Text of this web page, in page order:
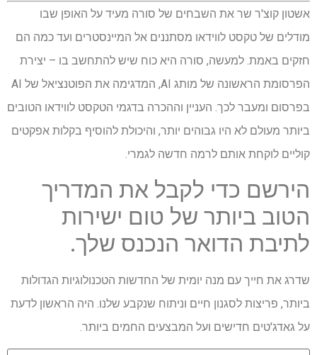
אשטון קוצ'ר שר את השבחים של סורה מעיד על האופן שבו
מודלים של טקסט לווידאו מסתננים אל המיינסטרים ועד כמה הם
חזקים באמת. למעשה, סורה היא כוח שיש להתחשב בו – יצירת
הפרסומת הראשונה של מותג AI, המדגימה את הפוטנציאל של AI
בפרסום ומעבר לכך. העניין וההכרה בדגמי הטקסט לווידאו הטובים
ביותר מעולם לא היו גבוהים יותר, והיכולת להוסיף בקלות אפקטים
קוליים לוקחת אותם לרמה חדשה לגמרי.
הירשם כדי לקבל את המדריך
הטוב ביותר של טום ישירות
לתיבת הדואר הנכנס שלך.
שדרג את חייך עם מנה יומית של החדשות הטכנולוגיות הגדולות
ביותר, פריצות לסגנון חיים וניתוח שנקבע שלנו. היה הראשון לדעת
על גאדג'טים חדישים ועל המבצעים החמים ביותר.